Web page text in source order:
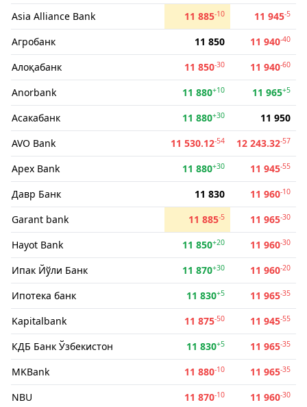
Asia Alliance Bank 11 885-10 11 945-5
Агробанк 11 850 11 940-40
Алоқабанк 11 850-30 11 940-60
Anorbank 11 880+10 11 965+5
Асакабанк 11 880+30
11 950
AVO Bank
11 530.12-54 12 243.32-57
Apex Bank 11 880+30 11 945-55
Давр Банк 11 830 11 960-10
Garant bank 11 885-5 11 965-30
Hayot Bank 11 850+20 11 960-30
Ипак Йўли Банк 11 870+30 11 960-20
Ипотека банк 11 830+5 11 965-35
Kapitalbank 11 875-50 11 945-55
КДБ Банк Ўзбекистон 11 830+5 11 965-35
MKBank 11 880-10 11 965-35
NBU 11 870-10 11 960-30